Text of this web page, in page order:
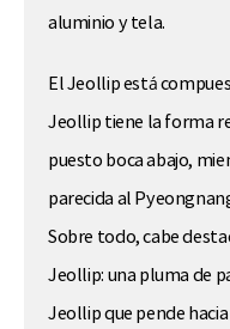
aluminio y tela.
El Jeollip está
Jeollip tiene la forma
puesto boca abajo,
parecida al
Sobre todo, cabe
Jeollip: una pluma de
Jeollip que pende